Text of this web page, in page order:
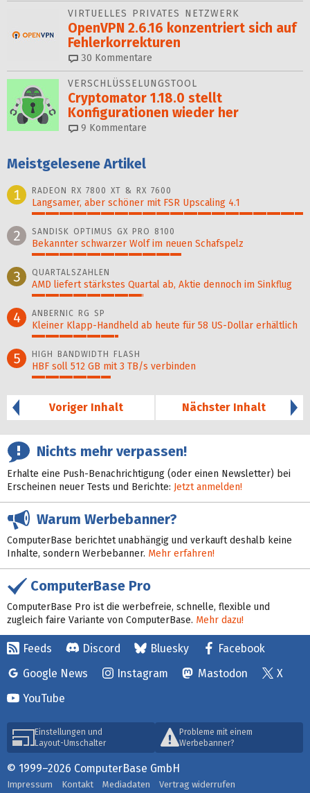
VIRTUELLES PRIVATES NETZWERK
OpenVPN 2.6.16 konzentriert sich auf
Fehlerkorrekturen
30 Kommentare
VERSCHLÜSSELUNGSTOOL
Cryptomator 1.18.0 stellt
Konfigurationen wieder her
9 Kommentare
Meistgelesene Artikel
1
RADEON RX 7800 XT & RX 7600
Langsamer, aber schöner mit FSR Upscaling 4.1
2 SANDISK OPTIMUS GX PRO 8100
Bekannter schwarzer Wolf im neuen Schafspelz
3 QUARTALSZAHLEN
AMD liefert stärkstes Quartal ab, Aktie dennoch im Sinkflug
4 ANBERNIC RG SP
Kleiner Klapp-Hand­held ab heute für 58 US-Dollar er­hält­lich
5 HIGH BANDWIDTH FLASH
HBF soll 512 GB mit 3 TB/s verbinden
Voriger Inhalt
Nächster Inhalt
Nichts mehr verpassen!
Erhalte eine Push-Benachrichtigung (oder einen Newsletter) bei
Erscheinen neuer Tests und Berichte: Jetzt anmelden!
Warum Werbebanner?
ComputerBase berichtet unabhängig und verkauft deshalb keine
Inhalte, sondern Werbebanner. Mehr erfahren!
ComputerBase Pro
ComputerBase Pro ist die werbefreie, schnelle, flexible und
zugleich faire Variante von ComputerBase. Mehr dazu!
Feeds Discord Bluesky
Facebook
Google News
Instagram Mastodon
X
YouTube
Einstellungen und
Layout-Umschalter
Probleme mit einem
Werbebanner?
© 1999–2026 ComputerBase GmbH
Impressum Kontakt Mediadaten Vertrag widerrufen